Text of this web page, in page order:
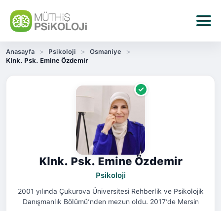
Anasayfa Psikoloji
Osmaniye
Klnk. Psk. Emine Özdemir
Klnk. Psk. Emine Özdemir
Psikoloji
2001 yılında Çukurova Üniversitesi Rehberlik ve Psikolojik
Danışmanlık Bölümü’nden mezun oldu. 2017’de Mersin